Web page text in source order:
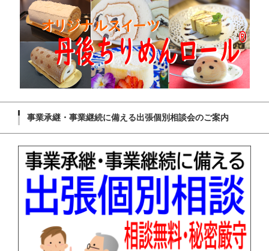
事業承継・事業継続に備える出張個別相談会のご案内